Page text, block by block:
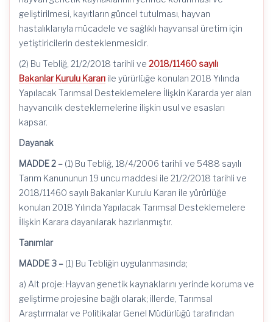
geliştirilmesi, kayıtların güncel tutulması, hayvan
hastalıklarıyla mücadele ve sağlıklı hayvansal üretim için
yetiştiricilerin desteklenmesidir.
(2) Bu Tebliğ, 21/2/2018 tarihli ve 2018/11460 sayılı
Bakanlar Kurulu Kararı ile yürürlüğe konulan 2018 Yılında
Yapılacak Tarımsal Desteklemelere İlişkin Kararda yer alan
hayvancılık desteklemelerine ilişkin usul ve esasları
kapsar.
Dayanak
MADDE 2 – (1) Bu Tebliğ, 18/4/2006 tarihli ve 5488 sayılı
Tarım Kanununun 19 uncu maddesi ile 21/2/2018 tarihli ve
2018/11460 sayılı Bakanlar Kurulu Kararı ile yürürlüğe
konulan 2018 Yılında Yapılacak Tarımsal Desteklemelere
İlişkin Karara dayanılarak hazırlanmıştır.
Tanımlar
MADDE 3 – (1) Bu Tebliğin uygulanmasında;
a) Alt proje: Hayvan genetik kaynaklarını yerinde koruma ve
geliştirme projesine bağlı olarak; illerde, Tarımsal
Araştırmalar ve Politikalar Genel Müdürlüğü tarafından